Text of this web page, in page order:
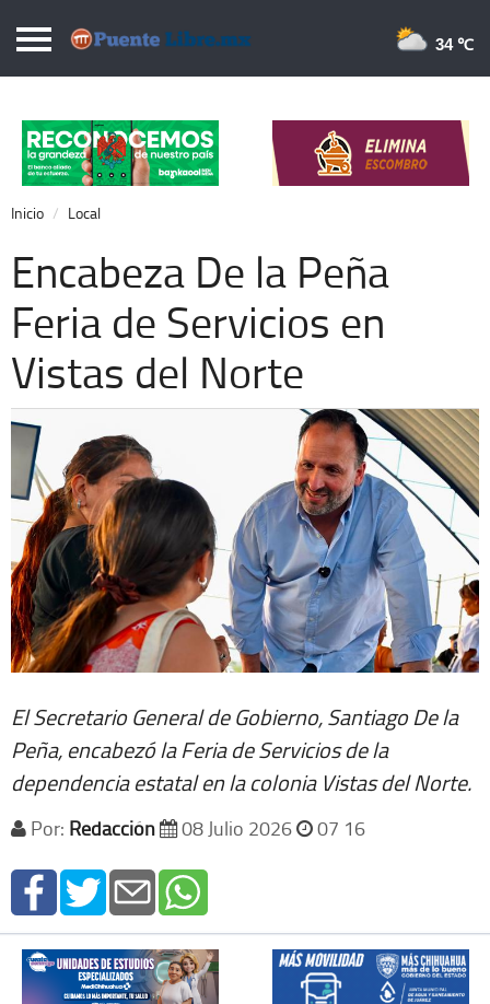
Puentelibre.mx
Local
Nacional
Opinión
Cronos
Economía
Espectáculos
Extra +
34 ℃
Inicio Local
Encabeza De la Peña
Feria de Servicios en
Vistas del Norte
El Secretario General de Gobierno, Santiago De la
Peña, encabezó la Feria de Servicios de la
dependencia estatal en la colonia Vistas del Norte.
Por: Redacción 08 Julio 2026 07 16